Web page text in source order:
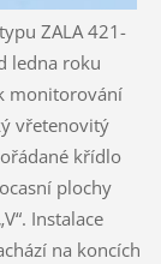
ZALA 421-
ledna roku
monitorování
vřetenovitý
křídlo
plochy
Instalace
na koncích